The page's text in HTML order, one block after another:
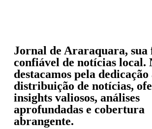
Jornal de Araraquara, sua
confiável de notícias local.
destacamos pela dedicação
distribuição de notícias,
insights valiosos, análises
aprofundadas e cobertura
abrangente.